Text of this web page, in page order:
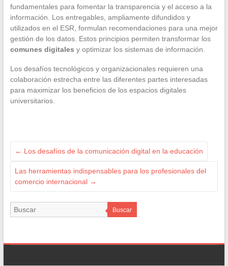
fundamentales para fomentar la transparencia y el acceso a la
información. Los entregables, ampliamente difundidos y
utilizados en el ESR, formulan recomendaciones para una mejor
gestión de los datos. Estos principios permiten transformar los
comunes digitales y optimizar los sistemas de información.
Los desafíos tecnológicos y organizacionales requieren una
colaboración estrecha entre las diferentes partes interesadas
para maximizar los beneficios de los espacios digitales
universitarios.
← Los desafíos de la comunicación digital en la educación
Las herramientas indispensables para los profesionales del
comercio internacional →
Buscar